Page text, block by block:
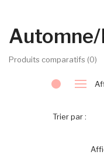
Produits comparatifs (0)
Trier par :